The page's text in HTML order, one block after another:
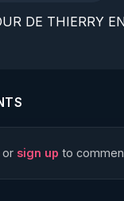
DE THIERRY
RÉGÉNÈRE
or sign up to